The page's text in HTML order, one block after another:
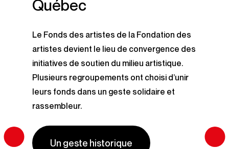
Québec
Le Fonds des artistes de la Fondation des
artistes devient le lieu de convergence des
initiatives de soutien du milieu artistique.
Plusieurs regroupements ont choisi d’unir
leurs fonds dans un geste solidaire et
rassembleur.
Un geste historique